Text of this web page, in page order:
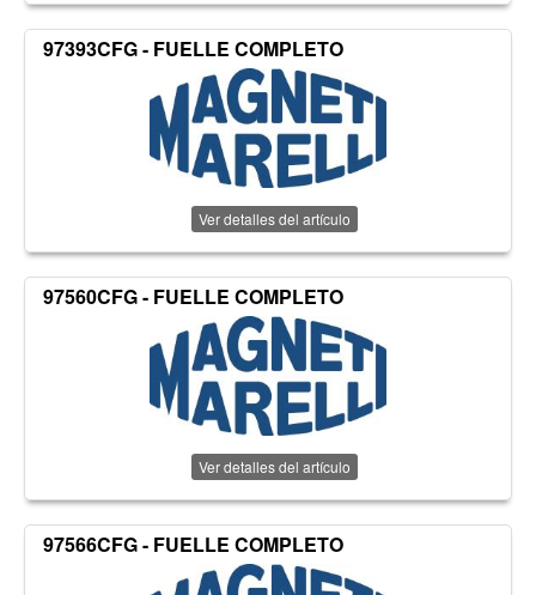
97393CFG - FUELLE COMPLETO
Ver detalles del artículo
97560CFG - FUELLE COMPLETO
Ver detalles del artículo
97566CFG - FUELLE COMPLETO